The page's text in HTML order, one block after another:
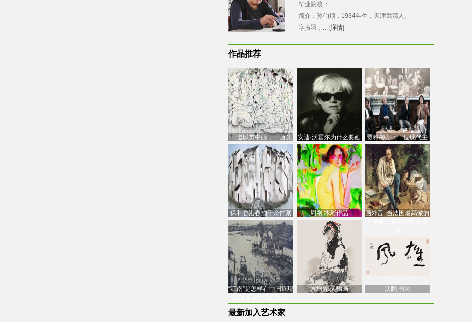
毕业院校：
简介：孙伯翔，1934年生，天津武清人。
字振羽，... [详情]
作品推荐
一道以贯中西，一画以
通古今：吴冠中的绘画
创
安迪·沃霍尔为什么要画
芭比
贾科梅蒂：一位现代主
义的“当代”艺术家
保利香港春拍千余件藏
品估价逾7亿港元，吴冠
中
周刚 水彩作品
画外音 |当法国最高傲的
“江南”是怎样在中国近现
方增先 人物画 沈鹏 书法
最新加入艺术家